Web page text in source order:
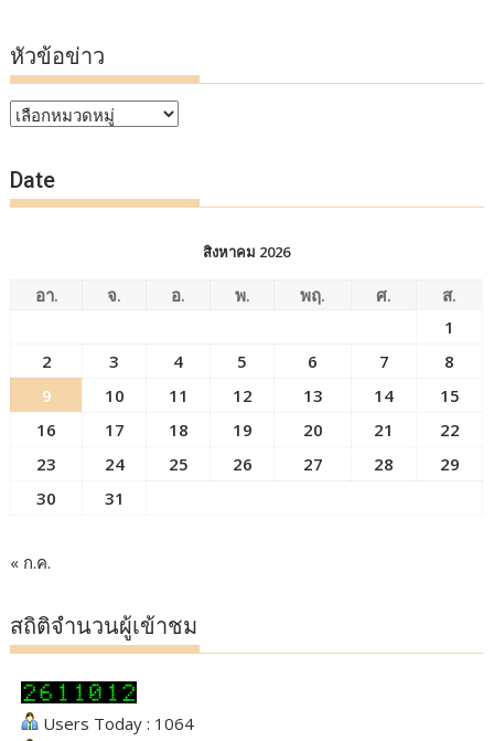
หัวข้อข่าว
หัวข้อ
Date
สิงหาคม 2026
อา. จ. อ. พ. พฤ. ศ.
ส.
1
2
3 4 5 6 7
8
9
10 11 12 13 14
15
16
17 18 19 20 21
22
23
24 25 26 27 28
29
30
31
« ก.ค.
สถิติจำนวนผู้เข้าชม
Users Today : 1064